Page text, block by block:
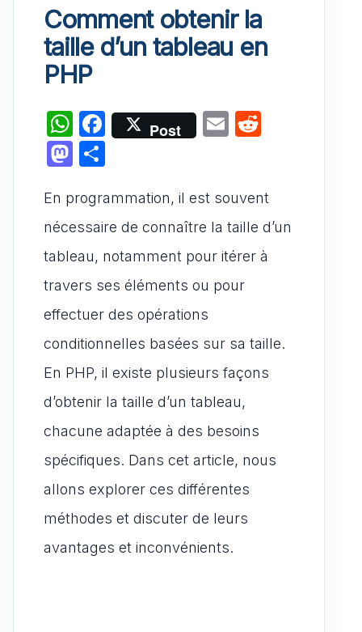
Comment obtenir la
taille d’un tableau en
PHP
W
h
at
s
A
p
p
F
a
e
b
o
o
k
Post
E
l
di
t
M
st
o
d
o
n
ta
g
er
En programmation, il est souvent
nécessaire de connaître la taille d’un
tableau, notamment pour itérer à
travers ses éléments ou pour
effectuer des opérations
conditionnelles basées sur sa taille.
En PHP, il existe plusieurs façons
d’obtenir la taille d’un tableau,
chacune adaptée à des besoins
spécifiques. Dans cet article, nous
allons explorer ces différentes
méthodes et discuter de leurs
avantages et inconvénients.